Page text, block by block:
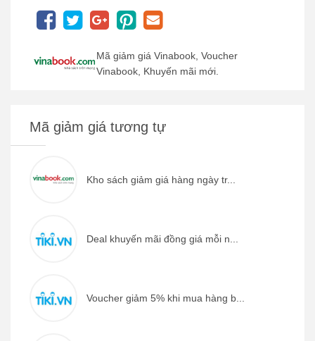
Mã giảm giá Vinabook, Voucher
Vinabook, Khuyến mãi mới.
Mã giảm giá tương tự
Kho sách giảm giá hàng ngày tr...
Deal khuyến mãi đồng giá mỗi n...
Voucher giảm 5% khi mua hàng b...